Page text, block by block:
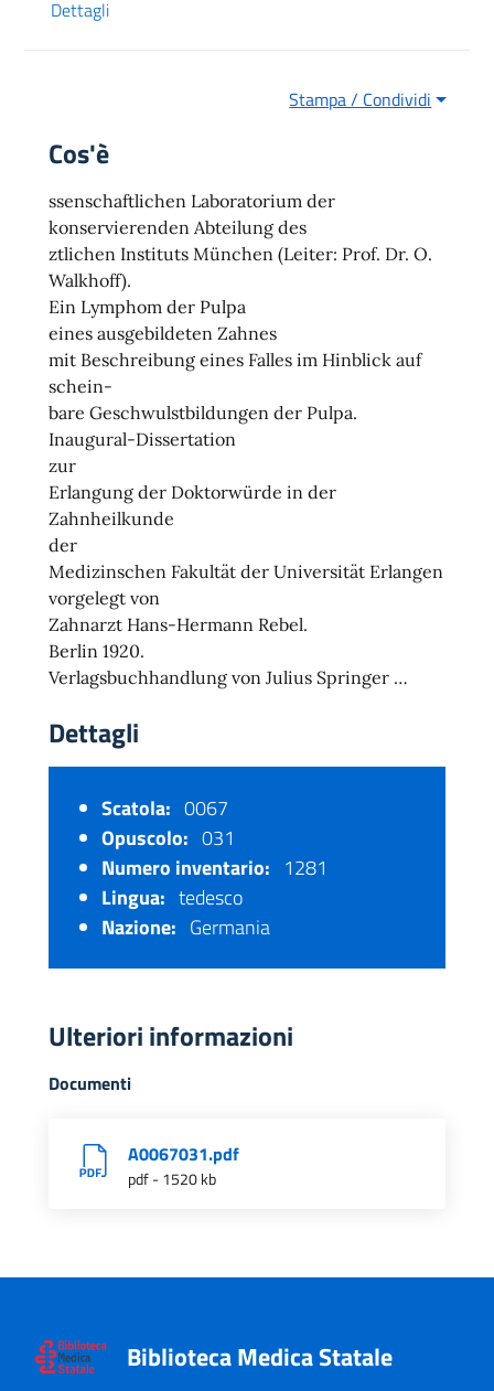
Dettagli
Stampa / Condividi
Cos'è
ssenschaftlichen Laboratorium der
konservierenden Abteilung des
ztlichen Instituts München (Leiter: Prof. Dr. O.
Walkhoff).
Ein Lymphom der Pulpa
eines ausgebildeten Zahnes
mit Beschreibung eines Falles im Hinblick auf
schein-
bare Geschwulstbildungen der Pulpa.
Inaugural-Dissertation
zur
Erlangung der Doktorwürde in der
Zahnheilkunde
der
Medizinschen Fakultät der Universität Erlangen
vorgelegt von
Zahnarzt Hans-Hermann Rebel.
Berlin 1920.
Verlagsbuchhandlung von Julius Springer …
Dettagli
Scatola: 0067
Opuscolo: 031
Numero inventario: 1281
Lingua: tedesco
Nazione: Germania
Ulteriori informazioni
Documenti
A0067031.pdf
pdf - 1520 kb
Biblioteca Medica Statale